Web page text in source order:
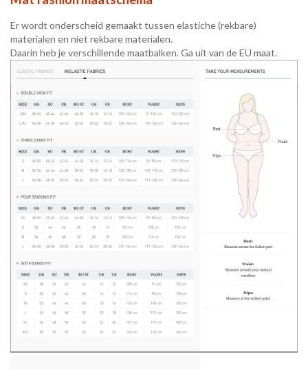
Er wordt onderscheid gemaakt tussen elastiche (rekbare)
materialen en niet rekbare materialen.
Daarin heb je verschillende maatbalken. Ga uit van de EU maat.